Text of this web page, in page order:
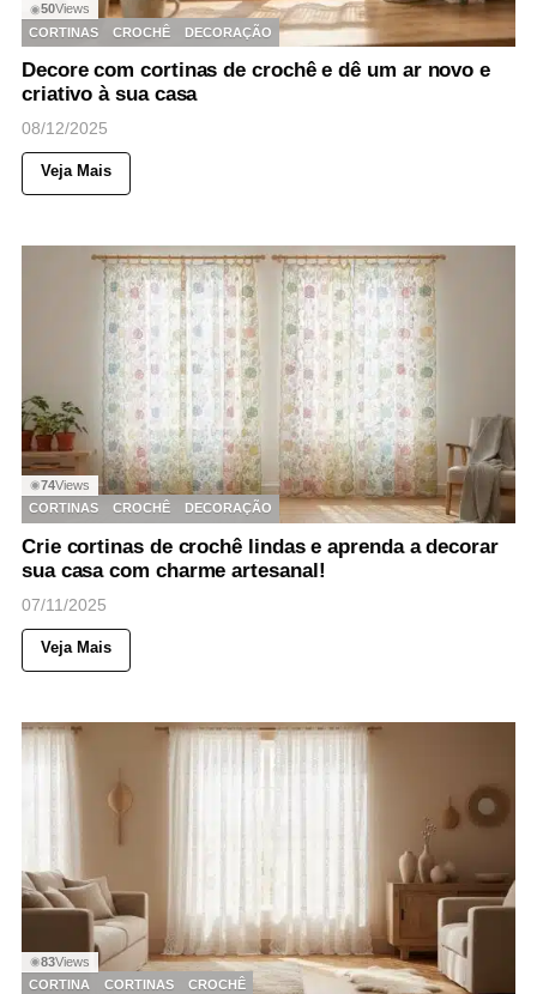
◉50Views
CORTINAS
CROCHÊ DECORAÇÃO
Decore com cortinas de crochê e dê um ar novo e
criativo à sua casa
08/12/2025
Veja Mais
◉74Views
CORTINAS
CROCHÊ DECORAÇÃO
Crie cortinas de crochê lindas e aprenda a decorar
sua casa com charme artesanal!
07/11/2025
Veja Mais
◉83Views
CORTINA
CORTINAS CROCHÊ